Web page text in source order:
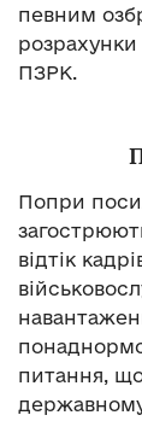
певним
розрахунки
ПЗРК.
Попри
відтік
питання,